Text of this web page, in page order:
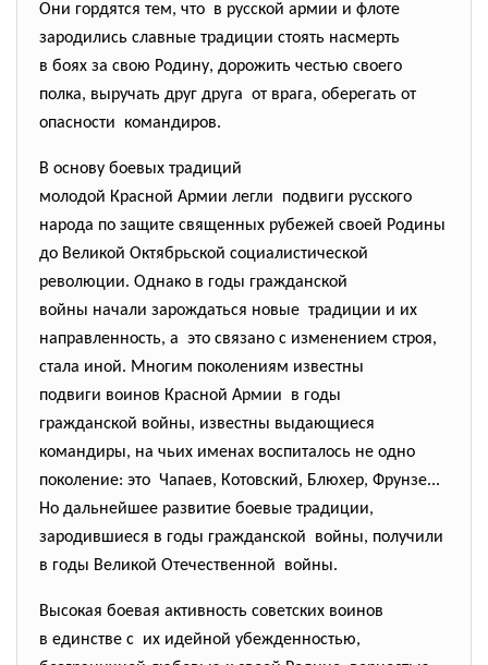
Они гордятся тем, что в русской армии и флоте
зародились славные традиции стоять насмерть
в боях за свою Родину, дорожить честью своего
полка, выручать друг друга от врага, оберегать от
опасности командиров.
В основу боевых традиций
молодой Красной Армии легли подвиги русского
народа по защите священных рубежей своей Родины
до Великой Октябрьской социалистической
революции. Однако в годы гражданской
войны начали зарождаться новые традиции и их
направленность, а это связано с изменением строя,
стала иной. Многим поколениям известны
подвиги воинов Красной Армии в годы
гражданской войны, известны выдающиеся
командиры, на чьих именах воспиталось не одно
поколение: это Чапаев, Котовский, Блюхер, Фрунзе...
Но дальнейшее развитие боевые традиции,
зародившиеся в годы гражданской войны, получили
в годы Великой Отечественной войны.
Высокая боевая активность советских воинов
в единстве с их идейной убежденностью,